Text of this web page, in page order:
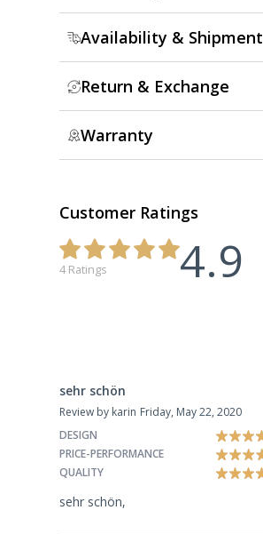
Availability & Shipment
Return & Exchange
Warranty
Customer Ratings
4 Ratings 4.9
sehr schön
Review by karin Friday, May 22, 2020
DESIGN
PRICE-PERFORMANCE
QUALITY
sehr schön,